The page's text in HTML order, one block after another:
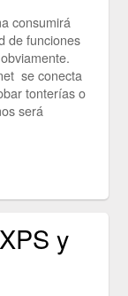
consumirá
de funciones
se conecta
tonterías o
será
y